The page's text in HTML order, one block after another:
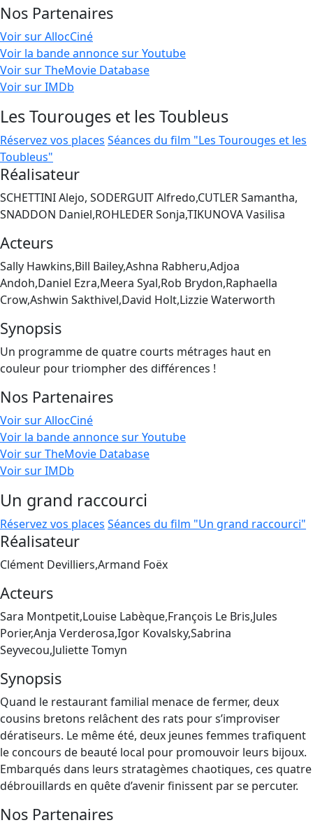
Nos Partenaires
Voir sur AllocCiné
Voir la bande annonce sur Youtube
Voir sur TheMovie Database
Voir sur IMDb
Les Tourouges et les Toubleus
Réservez vos places Séances du film "Les Tourouges et les
Toubleus"
Réalisateur
SCHETTINI Alejo, SODERGUIT Alfredo,CUTLER Samantha,
SNADDON Daniel,ROHLEDER Sonja,TIKUNOVA Vasilisa
Acteurs
Sally Hawkins,Bill Bailey,Ashna Rabheru,Adjoa
Andoh,Daniel Ezra,Meera Syal,Rob Brydon,Raphaella
Crow,Ashwin Sakthivel,David Holt,Lizzie Waterworth
Synopsis
Un programme de quatre courts métrages haut en
couleur pour triompher des différences !
Nos Partenaires
Voir sur AllocCiné
Voir la bande annonce sur Youtube
Voir sur TheMovie Database
Voir sur IMDb
Un grand raccourci
Réservez vos places Séances du film "Un grand raccourci"
Réalisateur
Clément Devilliers,Armand Foëx
Acteurs
Sara Montpetit,Louise Labèque,François Le Bris,Jules
Porier,Anja Verderosa,Igor Kovalsky,Sabrina
Seyvecou,Juliette Tomyn
Synopsis
Quand le restaurant familial menace de fermer, deux
cousins bretons relâchent des rats pour s’improviser
dératiseurs. Le même été, deux jeunes femmes trafiquent
le concours de beauté local pour promouvoir leurs bijoux.
Embarqués dans leurs stratagèmes chaotiques, ces quatre
débrouillards en quête d’avenir finissent par se percuter.
Nos Partenaires